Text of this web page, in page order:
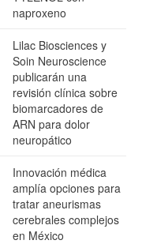
naproxeno
Lilac Biosciences y
Soin Neuroscience
publicarán una
revisión clínica sobre
biomarcadores de
ARN para dolor
neuropático
Innovación médica
amplía opciones para
tratar aneurismas
cerebrales complejos
en México